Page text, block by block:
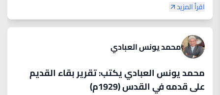
اقرأ المزيد
محمد يونس العبادي
محمد يونس العبادي يكتب: تقرير بقاء القديم
على قدمه في القدس (1929م)